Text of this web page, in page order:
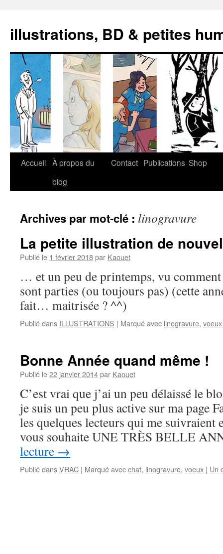
illustrations, BD & petites
Aller
Accueil À propos du
blog
Contact Publications Shop
Archives par mot-clé : linogravure
La petite illustration de
Publié le 1 février 2018par Kaouet
… et un peu de printemps, vu
sont parties (ou toujours pas) (cette
fait… maitrisée ? ^^)
Publié dans ILLUSTRATIONS | Marqué avec linogravure,
Bonne Année quand même !
Publié le22 janvier 2014par Kaouet
C’est vrai que j’ai un peu délaissé le
je suis un peu plus active sur ma page
les quelques lecteurs qui me suivraient
vous souhaite UNE TRÈS BELLE
lecture →
Publié dansVRAC | Marqué avecchat, linogravure, voeux | Un